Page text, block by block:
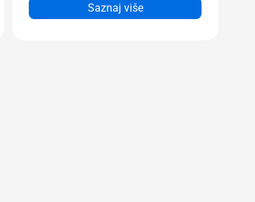
Saznaj više